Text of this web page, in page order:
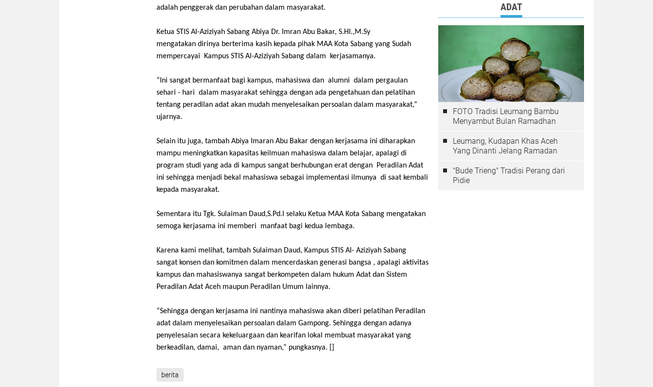
adalah penggerak dan perubahan dalam masyarakat.
Ketua STIS Al-Aziziyah Sabang Abiya Dr. Imran Abu Bakar, S.HI.,M.Sy
mengatakan dirinya berterima kasih kepada pihak MAA Kota Sabang yang Sudah
mempercayai Kampus STIS Al-Aziziyah Sabang dalam kerjasamanya.
“ Ini sangat bermanfaat bagi kampus, mahasiswa dan a lumni dalam pergaulan
sehari - hari dalam masyarakat sehingga dengan ada pengetahuan dan pelatihan
tentang peradilan adat akan mudah menyelesaikan persoalan dalam masyarakat,”
ujarnya.
Selain itu juga, tambah Abiya Imaran Abu Bakar dengan kerjasama ini diharapkan
mampu meningkatkan kapasitas keilmuan mahasiswa dalam belajar, apalagi di
program studi yang ada di kampus sangat berhubungan erat dengan Peradilan Adat
ini sehingga menjadi bekal mahasiswa sebagai implementasi ilmunya di saat kembali
kepada masyarakat.
Sementara itu Tgk. Sulaiman Daud,S.Pd.I selaku Ketua MAA Kota Sabang mengatakan
semoga kerjasama ini memberi manfaat bagi kedua lembaga.
Karena kami melihat, tambah Sulaiman Daud, Kampus STIS Al- Aziziyah Sabang
sangat konsen dan komitmen dalam mencerdaskan generasi bangsa , apalagi aktivitas
kampus dan mahasiswanya sangat berkompeten dalam hukum Adat dan Sistem
Peradilan Adat Aceh maupun Peradilan Umum lainnya.
“Sehingga dengan kerjasama ini nantinya mahasiswa akan diberi pelatihan Peradilan
adat dalam menyelesaikan persoalan dalam Gampong. Sehingga dengan adanya
penyelesaian secara kekeluargaan dan kearifan lokal membuat masyarakat yang
berkeadilan, damai, aman dan nyaman,” pungkasnya.
berita
ADAT
FOTO Tradisi Leumang Bambu
Menyambut Bulan Ramadhan
Leumang, Kudapan Khas Aceh
Yang Dinanti Jelang Ramadan
"Bude Trieng" Tradisi Perang dari
Pidie